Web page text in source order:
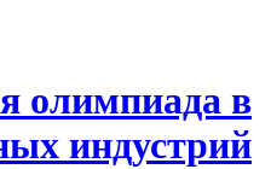
олимпиада в
индустрий